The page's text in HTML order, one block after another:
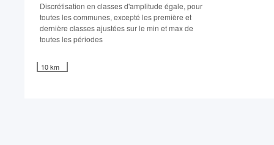
Discrétisation en classes d'amplitude égale, pour
toutes les communes, excepté les première et
dernière classes ajustées sur le min et max de
toutes les périodes
10 km